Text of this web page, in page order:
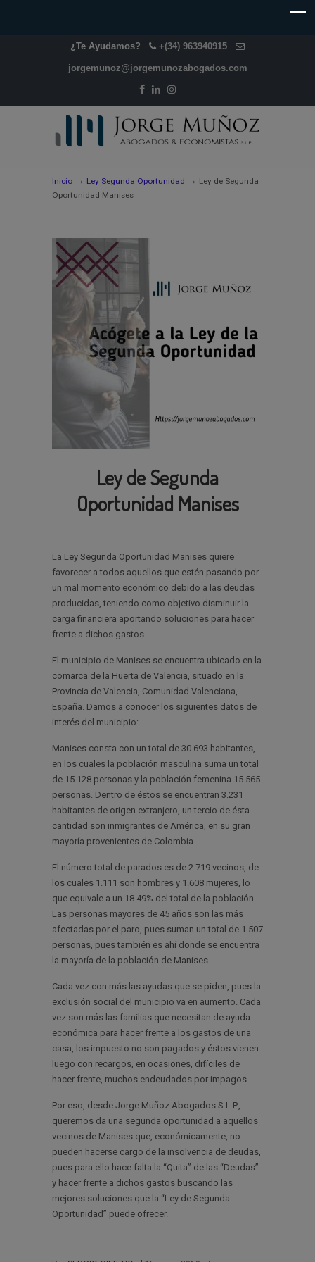
¿Te Ayudamos? +(34) 963940915
jorgemunoz@jorgemunozabogados.com
Inicio → Ley Segunda Oportunidad → Ley de Segunda
Oportunidad Manises
Ley de Segunda
Oportunidad Manises
La Ley Segunda Oportunidad Manises quiere
favorecer a todos aquellos que estén pasando por
un mal momento económico debido a las deudas
producidas, teniendo como objetivo disminuir la
carga financiera aportando soluciones para hacer
frente a dichos gastos.
El municipio de Manises se encuentra ubicado en la
comarca de la Huerta de Valencia, situado en la
Provincia de Valencia, Comunidad Valenciana,
España. Damos a conocer los siguientes datos de
interés del municipio:
Manises consta con un total de 30.693 habitantes,
en los cuales la población masculina suma un total
de 15.128 personas y la población femenina 15.565
personas. Dentro de éstos se encuentran 3.231
habitantes de origen extranjero, un tercio de ésta
cantidad son inmigrantes de América, en su gran
mayoría provenientes de Colombia.
El número total de parados es de 2.719 vecinos, de
los cuales 1.111 son hombres y 1.608 mujeres, lo
que equivale a un 18.49% del total de la población.
Las personas mayores de 45 años son las más
afectadas por el paro, pues suman un total de 1.507
personas, pues también es ahí donde se encuentra
la mayoría de la población de Manises.
Cada vez con más las ayudas que se piden, pues la
exclusión social del municipio va en aumento. Cada
vez son más las familias que necesitan de ayuda
económica para hacer frente a los gastos de una
casa, los impuesto no son pagados y éstos vienen
luego con recargos, en ocasiones, difíciles de
hacer frente, muchos endeudados por impagos.
Por eso, desde Jorge Muñoz Abogados S.L.P.,
queremos da una segunda oportunidad a aquellos
vecinos de Manises que, económicamente, no
pueden hacerse cargo de la insolvencia de deudas,
pues para ello hace falta la “Quita” de las “Deudas”
y hacer frente a dichos gastos buscando las
mejores soluciones que la “Ley de Segunda
Oportunidad” puede ofrecer.